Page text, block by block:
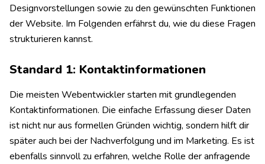
Designvorstellungen sowie zu den gewünschten Funktionen
der Website. Im Folgenden erfährst du, wie du diese Fragen
strukturieren kannst.
Standard 1: Kontaktinformationen
Die meisten Webentwickler starten mit grundlegenden
Kontaktinformationen. Die einfache Erfassung dieser Daten
ist nicht nur aus formellen Gründen wichtig, sondern hilft dir
später auch bei der Nachverfolgung und im Marketing. Es ist
ebenfalls sinnvoll zu erfahren, welche Rolle der anfragende